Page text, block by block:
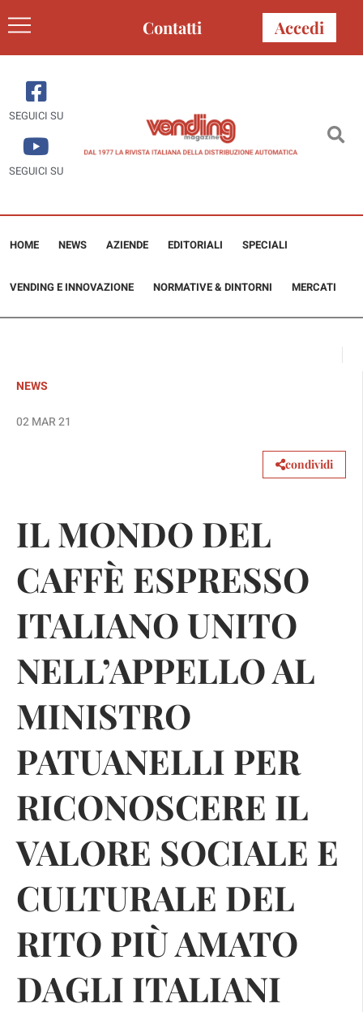
Contatti Accedi
SEGUICI SU
SEGUICI SU
HOME NEWS AZIENDE EDITORIALI SPECIALI
VENDING E INNOVAZIONE NORMATIVE & DINTORNI MERCATI
NEWS
02 MAR 21
condividi
IL MONDO DEL
CAFFÈ ESPRESSO
ITALIANO UNITO
NELL’APPELLO AL
MINISTRO
PATUANELLI PER
RICONOSCERE IL
VALORE SOCIALE E
CULTURALE DEL
RITO PIÙ AMATO
DAGLI ITALIANI